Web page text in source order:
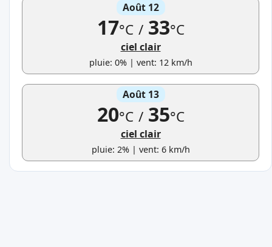
Août 12
17°C /33°C
ciel clair
pluie: 0% | vent: 12 km/h
Août 13
20°C /35°C
ciel clair
pluie: 2% | vent: 6 km/h